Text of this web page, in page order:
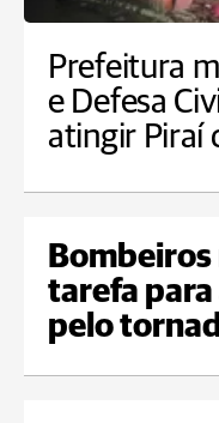
Prefeitura
e Defesa
atingir Piraí
tarefa
pelo